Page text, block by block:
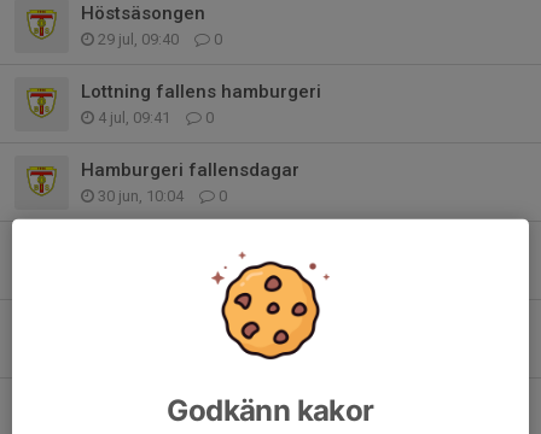
Höstsäsongen
29 jul, 09:40 0
Lottning fallens hamburgeri
4 jul, 09:41 0
Hamburgeri fallensdagar
30 jun, 10:04 0
0
Inställd träning onsdag
Godkänn kakor